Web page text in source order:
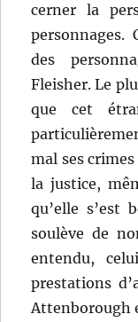
cerner la
personnages.
des
Fleisher. Le
que cet
mal ses
la justice,
qu’elle s’est
soulève de
entendu,
prestations
Attenborough